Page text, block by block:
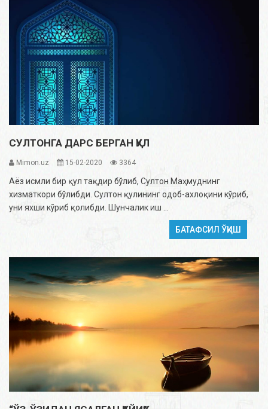
СУЛТОНГА ДАРС БЕРГАН ҚУЛ
Mimon.uz 15-02-2020 3364
Аёз исмли бир қул тақдир бўлиб, Султон Маҳмуднинг
хизматкори бўлибди. Султон қулининг одоб-ахлоқини кўриб,
уни яхши кўриб қолибди. Шунчалик иш ...
БАТАФСИЛ ЎҚИШ